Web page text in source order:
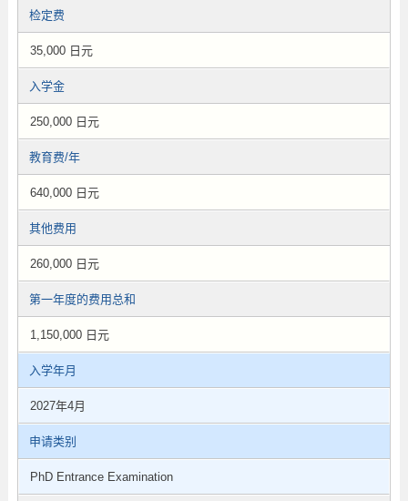
检定费
35,000 日元
入学金
250,000 日元
教育费/年
640,000 日元
其他费用
260,000 日元
第一年度的费用总和
1,150,000 日元
入学年月
2027年4月
申请类别
PhD Entrance Examination